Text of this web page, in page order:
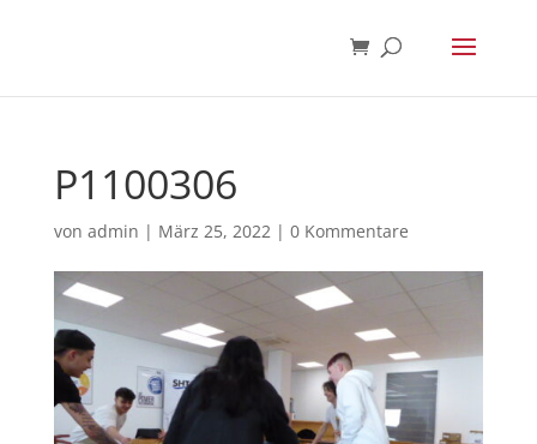
P1100306
von admin | März 25, 2022| 0 Kommentare